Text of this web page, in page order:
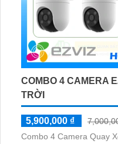
COMBO 4 CAMERA
TRỜI
5,900,000 ₫
Combo 4 Camera Quay